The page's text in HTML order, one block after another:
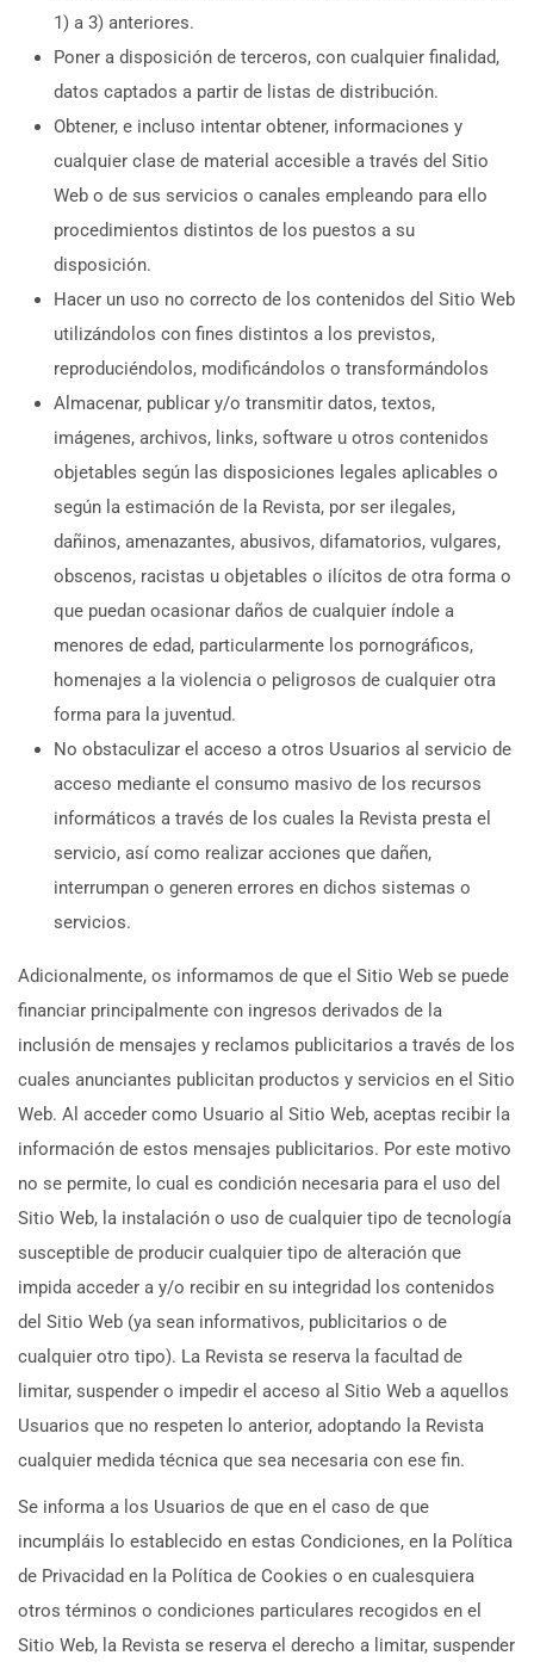
1) a 3) anteriores.
Poner a disposición de terceros, con cualquier finalidad,
datos captados a partir de listas de distribución.
Obtener, e incluso intentar obtener, informaciones y
cualquier clase de material accesible a través del Sitio
Web o de sus servicios o canales empleando para ello
procedimientos distintos de los puestos a su
disposición.
Hacer un uso no correcto de los contenidos del Sitio Web
utilizándolos con fines distintos a los previstos,
reproduciéndolos, modificándolos o transformándolos
Almacenar, publicar y/o transmitir datos, textos,
imágenes, archivos, links, software u otros contenidos
objetables según las disposiciones legales aplicables o
según la estimación de la Revista, por ser ilegales,
dañinos, amenazantes, abusivos, difamatorios, vulgares,
obscenos, racistas u objetables o ilícitos de otra forma o
que puedan ocasionar daños de cualquier índole a
menores de edad, particularmente los pornográficos,
homenajes a la violencia o peligrosos de cualquier otra
forma para la juventud.
No obstaculizar el acceso a otros Usuarios al servicio de
acceso mediante el consumo masivo de los recursos
informáticos a través de los cuales la Revista presta el
servicio, así como realizar acciones que dañen,
interrumpan o generen errores en dichos sistemas o
servicios.
Adicionalmente, os informamos de que el Sitio Web se puede
financiar principalmente con ingresos derivados de la
inclusión de mensajes y reclamos publicitarios a través de los
cuales anunciantes publicitan productos y servicios en el Sitio
Web. Al acceder como Usuario al Sitio Web, aceptas recibir la
información de estos mensajes publicitarios. Por este motivo
no se permite, lo cual es condición necesaria para el uso del
Sitio Web, la instalación o uso de cualquier tipo de tecnología
susceptible de producir cualquier tipo de alteración que
impida acceder a y/o recibir en su integridad los contenidos
del Sitio Web (ya sean informativos, publicitarios o de
cualquier otro tipo). La Revista se reserva la facultad de
limitar, suspender o impedir el acceso al Sitio Web a aquellos
Usuarios que no respeten lo anterior, adoptando la Revista
cualquier medida técnica que sea necesaria con ese fin.
Se informa a los Usuarios de que en el caso de que
incumpláis lo establecido en estas Condiciones, en la Política
de Privacidad en la Política de Cookies o en cualesquiera
otros términos o condiciones particulares recogidos en el
Sitio Web, la Revista se reserva el derecho a limitar, suspender